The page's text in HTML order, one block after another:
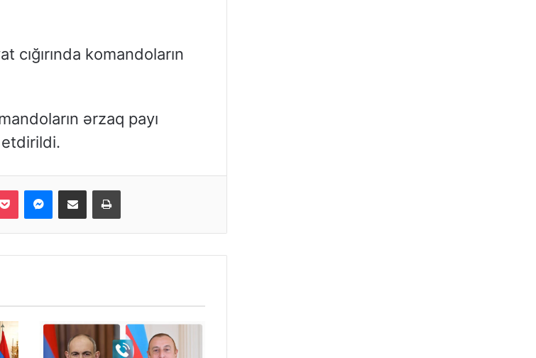
cığırında komandoların
ərzaq payı
Pocket Messenger
Email ilə paylaş Print